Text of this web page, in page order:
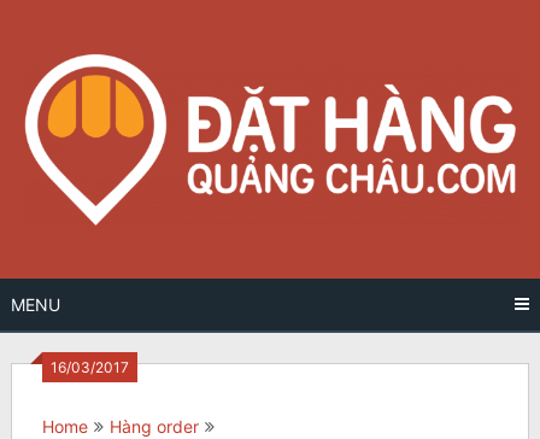
content
MENU
16/03/2017
Home
Hàng order